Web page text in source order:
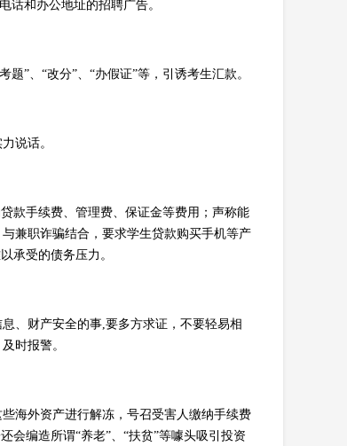
话和办公地址的招聘广告。
”、“改分”、“办假证”等，引诱考生汇款。
说话。
款手续费、管理费、保证金等费用；声称能
兼职诈骗结合，要求学生贷款购买手机等产
承受的债务压力。
、财产安全的事,要多方求证，不要轻易相
时报警。
海外资产进行解冻，号召受害人缴纳手续费
会编造所谓“养老”、“扶贫”等噱头吸引投资